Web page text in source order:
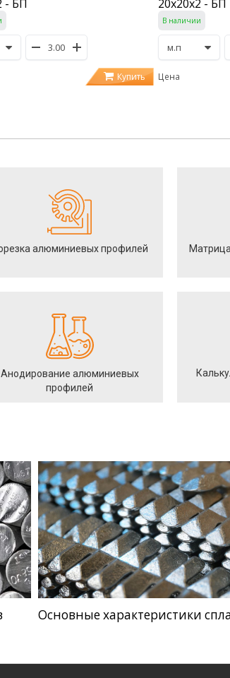
- БП
Купить
20х20х2 - БП
В наличии
Цена
алюминиевых профилей
Анодирование алюминиевых
профилей
Основные характеристики